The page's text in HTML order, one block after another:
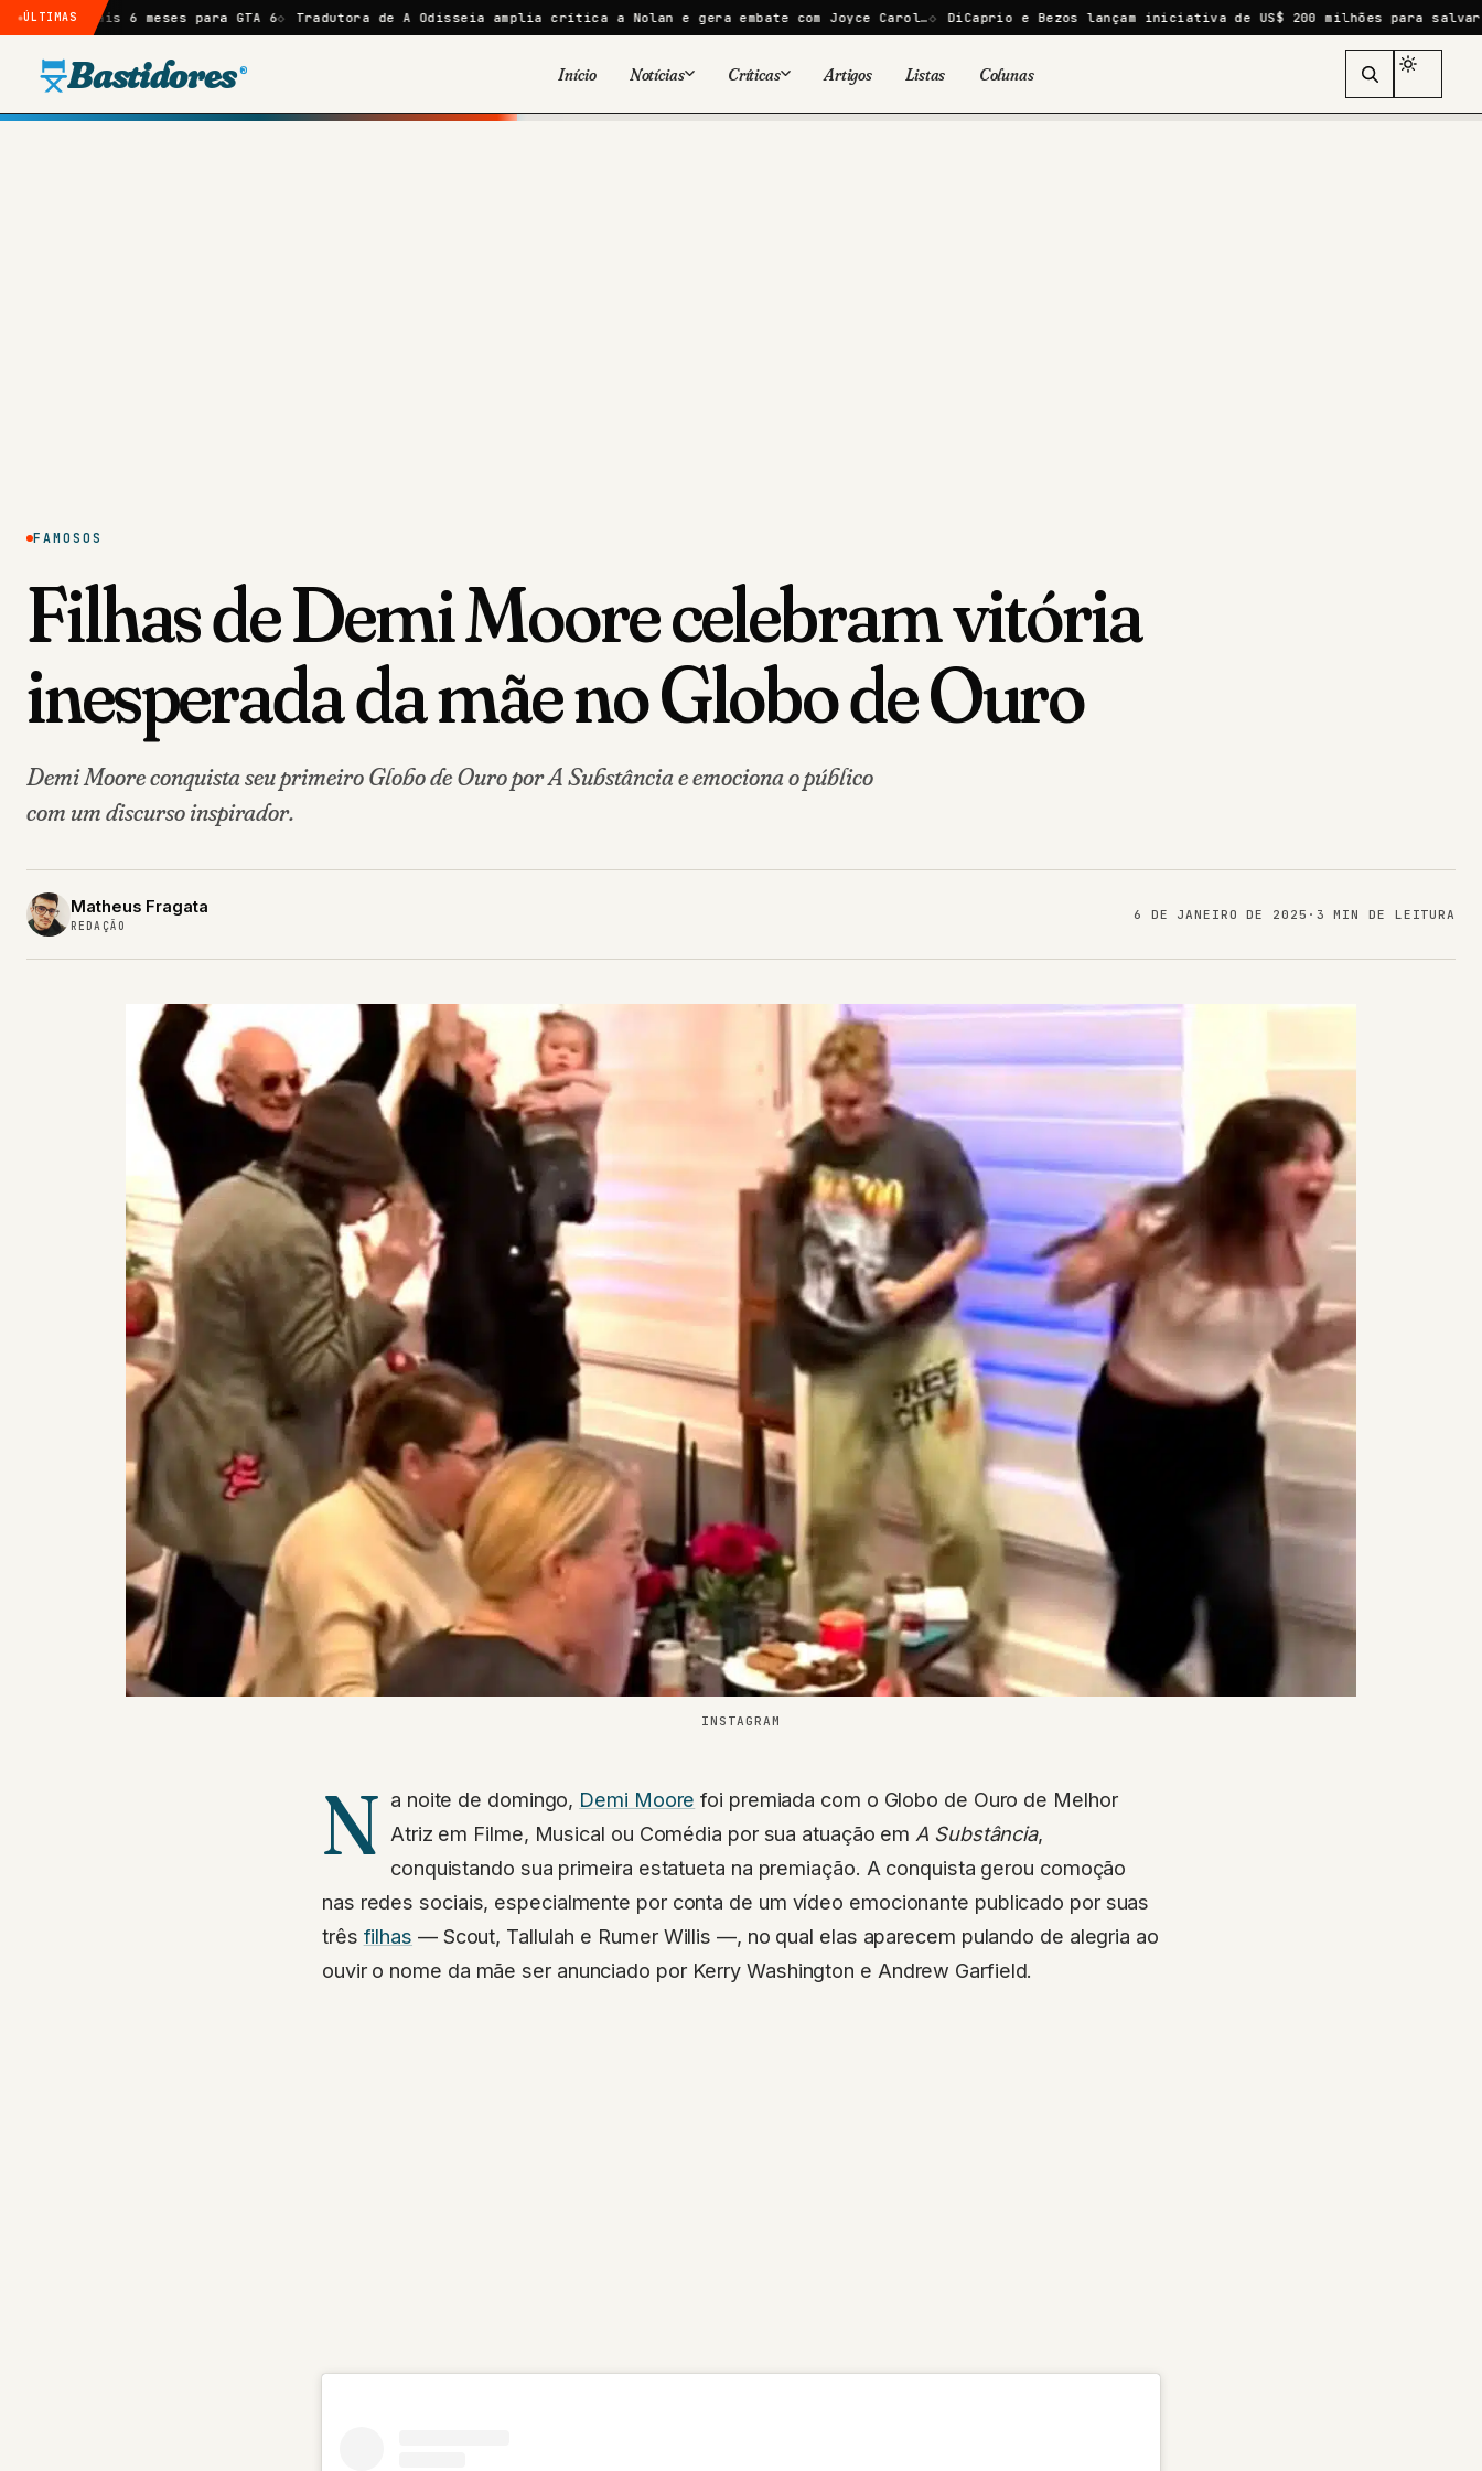
ÚLTIMAS
6 meses para GTA 6 Tradutora de A Odisseia amplia crítica a Nolan e gera embate com Joyce Carol… DiCaprio e Bezos lançam iniciativa de US$ 200 milhões para salvar espécies
Bastidores ® Início Notícias Críticas Artigos Listas Colunas
FAMOSOS
Filhas de Demi Moore celebram vitória
inesperada da mãe no Globo de Ouro
Demi Moore conquista seu primeiro Globo de Ouro por A Substância e emociona o público
com um discurso inspirador.
Matheus Fragata
REDAÇÃO
6 DE JANEIRO DE 2025 · 3 MIN DE LEITURA
INSTAGRAM
N a noite de domingo, Demi Moore foi premiada com o Globo de Ouro de Melhor
Atriz em Filme, Musical ou Comédia por sua atuação em A Substância,
conquistando sua primeira estatueta na premiação. A conquista gerou comoção
nas redes sociais, especialmente por conta de um vídeo emocionante publicado por suas
três filhas — Scout, Tallulah e Rumer Willis —, no qual elas aparecem pulando de alegria ao
ouvir o nome da mãe ser anunciado por Kerry Washington e Andrew Garfield.